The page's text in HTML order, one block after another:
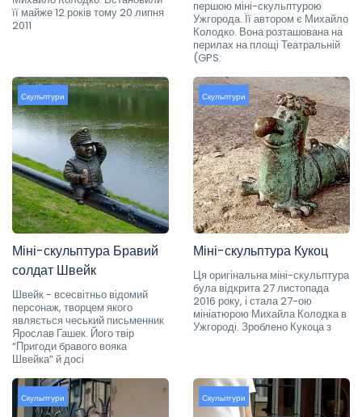
її майже 12 років тому 20 липня
2011
першою міні-скульптурою
Ужгорода. Її автором є Михайло
Колодко. Вона розташована на
перилах на площі Театральній
(GPS:
Скульптури
Міні-скульптура Бравий
солдат Швейк
Швейк - всесвітньо відомий
персонаж, творцем якого
являється чеський письменник
Ярослав Гашек. Його твір
“Пригоди бравого вояка
Швейка” й досі
Скульптури
Міні-скульптура Кукоц
Ця оригінальна міні-скульптура
була відкрита 27 листопада
2016 року, і стала 27-ою
мініатюрою Михайла Колодка в
Ужгороді. Зроблено Кукоца з
Скульптури Скульптури